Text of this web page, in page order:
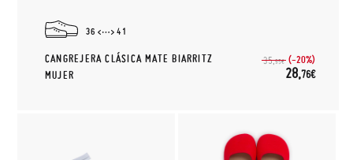
36 41
CANGREJERA CLÁSICA MATE BIARRITZ
MUJER
35,95€ (-20%)
28,76€